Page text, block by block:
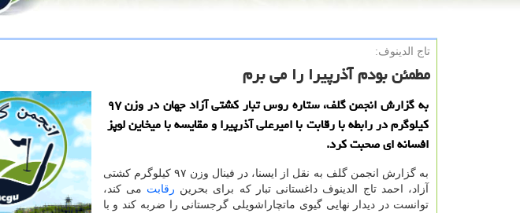
تاج الدینوف:
مطمئن بودم آذرپیرا را می برم
به گزارش انجمن گلف، ستاره روس تبار کشتی آزاد جهان در وزن ۹۷
کیلوگرم در رابطه با رقابت با امیرعلی آذرپیرا و مقایسه با میخاین لوپز
افسانه ای صحبت کرد.
به گزارش انجمن گلف به نقل از ایسنا، در فینال وزن ۹۷ کیلوگرم کشتی
آزاد، احمد تاج الدینوف داغستانی تبار که برای بحرین رقابت می کند،
توانست در دیدار نهایی گیوی ماتچاراشویلی گرجستانی را ضربه کند و با